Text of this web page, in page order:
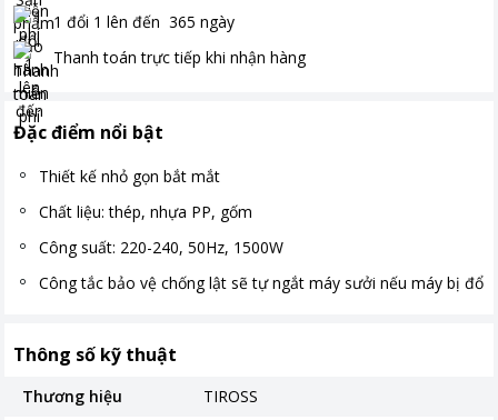
1 đổi 1 lên đến 365 ngày
Thanh toán trực tiếp khi nhận hàng
Đặc điểm nổi bật
Thiết kế nhỏ gọn bắt mắt
Chất liệu: thép, nhựa PP, gốm
Công suất: 220-240, 50Hz, 1500W
Công tắc bảo vệ chống lật sẽ tự ngắt máy sưởi nếu máy bị đổ
Thông số kỹ thuật
Thương hiệu
TIROSS